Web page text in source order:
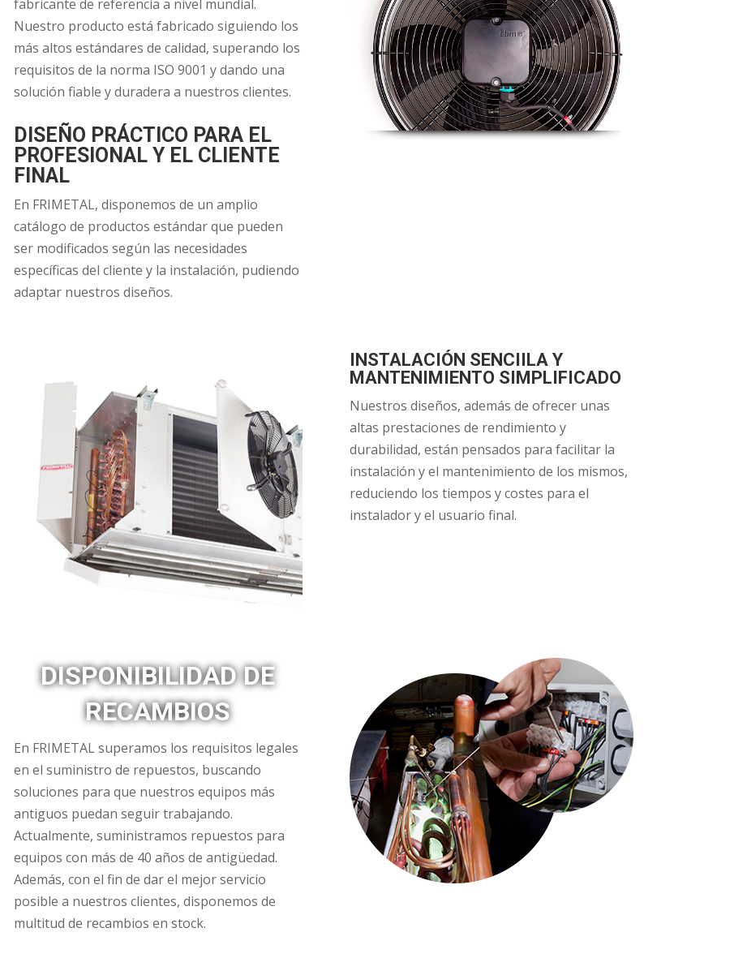
fabricante de referencia a nivel mundial.
Nuestro producto está fabricado siguiendo los
más altos estándares de calidad, superando los
requisitos de la norma ISO 9001 y dando una
solución fiable y duradera a nuestros clientes.
DISEÑO PRÁCTICO PARA EL
PROFESIONAL Y EL CLIENTE
FINAL
En FRIMETAL, disponemos de un amplio
catálogo de productos estándar que pueden
ser modificados según las necesidades
específicas del cliente y la instalación, pudiendo
adaptar nuestros diseños.
INSTALACIÓN SENCIILA Y
MANTENIMIENTO SIMPLIFICADO
Nuestros diseños, además de ofrecer unas
altas prestaciones de rendimiento y
durabilidad, están pensados para facilitar la
instalación y el mantenimiento de los mismos,
reduciendo los tiempos y costes para el
instalador y el usuario final.
DISPONIBILIDAD DE
RECAMBIOS
En FRIMETAL superamos los requisitos legales
en el suministro de repuestos, buscando
soluciones para que nuestros equipos más
antiguos puedan seguir trabajando.
Actualmente, suministramos repuestos para
equipos con más de 40 años de antigüedad.
Además, con el fin de dar el mejor servicio
posible a nuestros clientes, disponemos de
multitud de recambios en stock.